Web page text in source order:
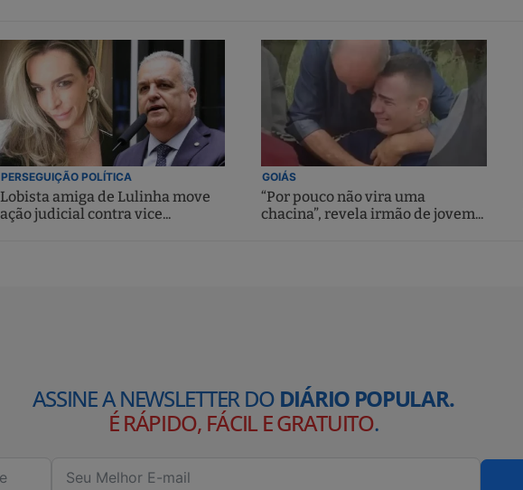
PERSEGUIÇÃO POLÍTICA
Lobista amiga de Lulinha move
ação judicial contra vice...
GOIÁS
“Por pouco não vira uma
chacina”, revela irmão de jovem...
ASSINE A NEWSLETTER DO DIÁRIO POPULAR.
É RÁPIDO, FÁCIL E GRATUITO.